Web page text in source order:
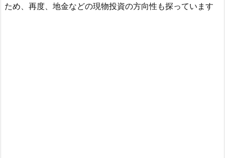
ため、再度、地金などの現物投資の方向性も探っています